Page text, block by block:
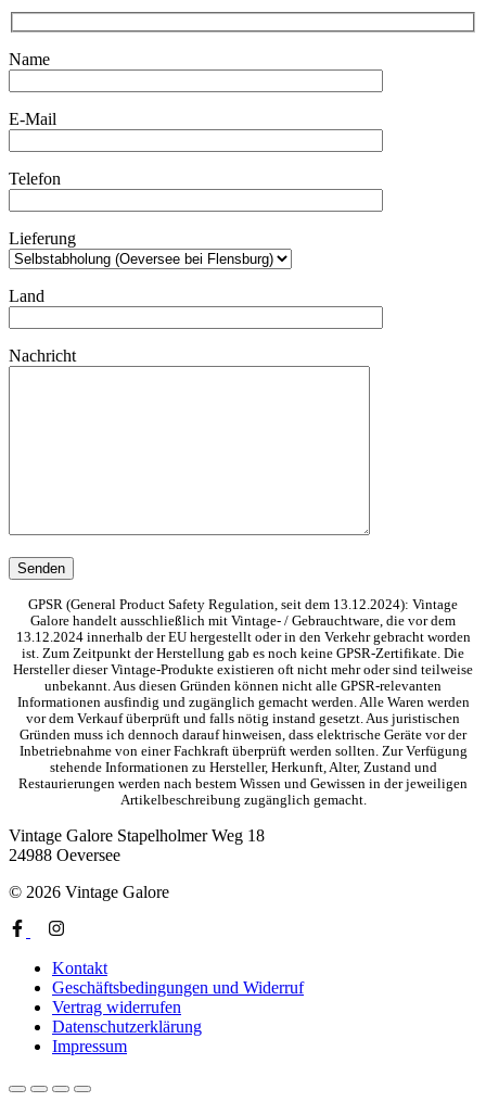
Name
E-Mail
Telefon
Lieferung
Land
Nachricht
GPSR (General Product Safety Regulation, seit dem 13.12.2024): Vintage
Galore handelt ausschließlich mit Vintage- / Gebrauchtware, die vor dem
13.12.2024 innerhalb der EU hergestellt oder in den Verkehr gebracht worden
ist. Zum Zeitpunkt der Herstellung gab es noch keine GPSR-Zertifikate. Die
Hersteller dieser Vintage-Produkte existieren oft nicht mehr oder sind teilweise
unbekannt. Aus diesen Gründen können nicht alle GPSR-relevanten
Informationen ausfindig und zugänglich gemacht werden. Alle Waren werden
vor dem Verkauf überprüft und falls nötig instand gesetzt. Aus juristischen
Gründen muss ich dennoch darauf hinweisen, dass elektrische Geräte vor der
Inbetriebnahme von einer Fachkraft überprüft werden sollten. Zur Verfügung
stehende Informationen zu Hersteller, Herkunft, Alter, Zustand und
Restaurierungen werden nach bestem Wissen und Gewissen in der jeweiligen
Artikelbeschreibung zugänglich gemacht.
Vintage Galore Stapelholmer Weg 18
24988 Oeversee
© 2026 Vintage Galore
Kontakt
Geschäftsbedingungen und Widerruf
Vertrag widerrufen
Datenschutzerklärung
Impressum